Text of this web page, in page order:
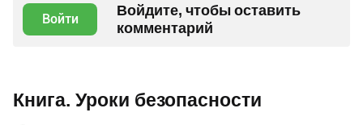
Войти
Войдите, чтобы оставить
комментарий
Книга. Уроки безопасности